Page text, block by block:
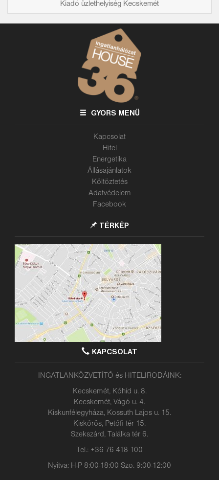
Kiadó üzlethelyiség Kecskemét
GYORS MENÜ
Kapcsolat
Hitel
Energetika
Állásajánlatok
Költöztetés
Adatvédelem
Facebook
TÉRKÉP
KAPCSOLAT
INGATLANKÖZVETÍTŐ és HITELIRODÁINK:
Kecskemét, Kőhíd u. 8.
Kecskemét, Vágó u. 4.
Kiskunfélegyháza, Kossuth Lajos u. 15.
Kiskőrös, Petőfi tér 15.
Szekszárd, Találka tér 6.
Tel.: +36 76 418 100
Nyitva: H-P 8:00-18:00 Szo. 9:00-12:00